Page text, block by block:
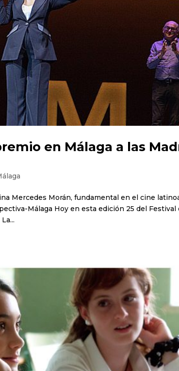
en Málaga a las
Mercedes Morán, fundamental en el cine
Málaga Hoy en esta edición 25 del Festival